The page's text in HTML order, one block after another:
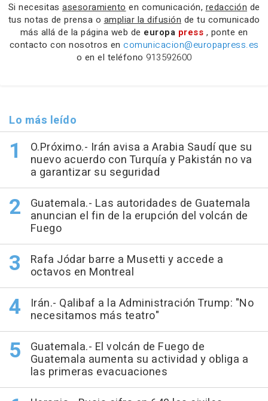
Si necesitas asesoramiento en comunicación, redacción de
tus notas de prensa o ampliar la difusión de tu comunicado
más allá de la página web de europa press , ponte en
contacto con nosotros en comunicacion@europapress.es
o en el teléfono 913592600
Lo más leído
O.Próximo.- Irán avisa a Arabia Saudí que su
nuevo acuerdo con Turquía y Pakistán no va
a garantizar su seguridad
Guatemala.- Las autoridades de Guatemala
anuncian el fin de la erupción del volcán de
Fuego
Rafa Jódar barre a Musetti y accede a
octavos en Montreal
Irán.- Qalibaf a la Administración Trump: "No
necesitamos más teatro"
Guatemala.- El volcán de Fuego de
Guatemala aumenta su actividad y obliga a
las primeras evacuaciones